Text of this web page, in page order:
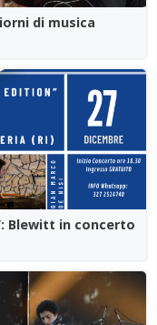
di musica
Blewitt in concerto